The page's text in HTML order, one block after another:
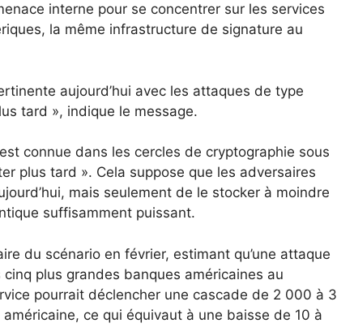
interne pour se concentrer sur les services
la même infrastructure de signature au
aujourd’hui avec les attaques de type
tard », indique le message.
connue dans les cercles de cryptographie sous
plus tard ». Cela suppose que les adversaires
mais seulement de le stocker à moindre
suffisamment puissant.
du scénario en février, estimant qu’une attaque
cinq plus grandes banques américaines au
pourrait déclencher une cascade de 2 000 à 3
ce qui équivaut à une baisse de 10 à